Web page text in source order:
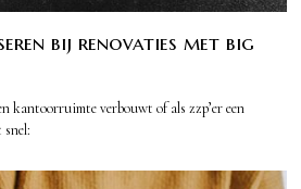
bij renovaties met big
kantoorruimte verbouwt of als zzp’er een